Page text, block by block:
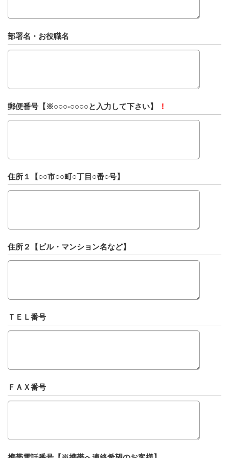
部署名・お役職名
郵便番号【※○○○-○○○○と入力して下さい】 !
住所１【○○市○○町○丁目○番○号】
住所２【ビル・マンション名など】
ＴＥＬ番号
ＦＡＸ番号